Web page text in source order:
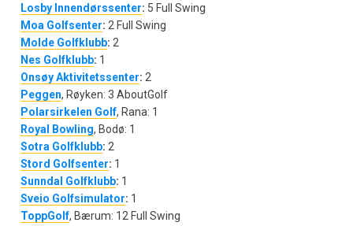
Losby Innendørssenter: 5 Full Swing
Moa Golfsenter: 2 Full Swing
Molde Golfklubb: 2
Nes Golfklubb: 1
Onsøy Aktivitetssenter: 2
Peggen, Røyken: 3 AboutGolf
Polarsirkelen Golf, Rana: 1
Royal Bowling, Bodø: 1
Sotra Golfklubb: 2
Stord Golfsenter: 1
Sunndal Golfklubb: 1
Sveio Golfsimulator: 1
ToppGolf, Bærum: 12 Full Swing